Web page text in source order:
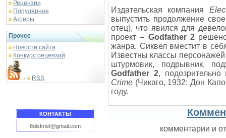
Рецензии
Популярное
Актеры
Прочее
Новости сайта
Конкурс рецензий
- RSS
КОНТАКТЫ
8disknet@gmail.com
Издательская компания
выпустить продолжение
отец), что явился для
проект – Godfather 2
жанра. Сиквел вместит в
Известны классы
штурмовик, подрывник,
Godfather 2,
Crime (Чикаго, 1932: Дон
году.
комментарии и